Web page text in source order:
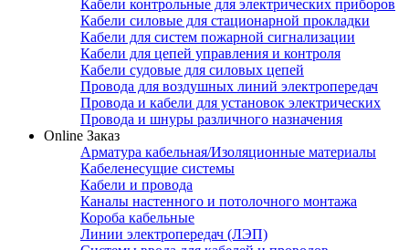
Кабели контрольные для электрических приборов
Кабели силовые для стационарной прокладки
Кабели для систем пожарной сигнализации
Кабели для цепей управления и контроля
Кабели судовые для силовых цепей
Провода для воздушных линий электропередач
Провода и кабели для установок электрических
Провода и шнуры различного назначения
Online Заказ
Арматура кабельная/Изоляционные материалы
Кабеленесущие системы
Кабели и провода
Каналы настенного и потолочного монтажа
Короба кабельные
Линии электропередач (ЛЭП)